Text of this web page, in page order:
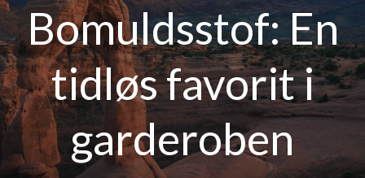
Bomuldsstof: En
tidløs favorit i
garderoben